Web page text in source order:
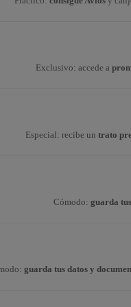
Exclusivo: accede a
Especial: recibe un trato
Cómodo: guarda
guarda tus datos y